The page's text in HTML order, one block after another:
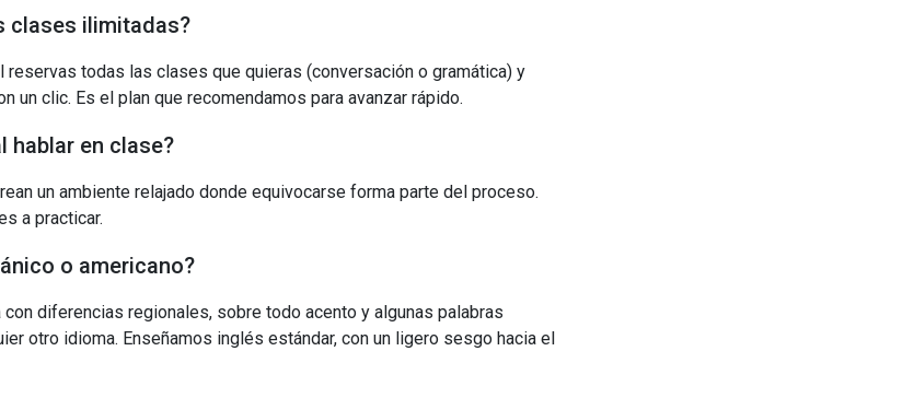
clases ilimitadas?
reservas todas las clases que quieras (conversación o gramática) y
un clic. Es el plan que recomendamos para avanzar rápido.
hablar en clase?
un ambiente relajado donde equivocarse forma parte del proceso.
a practicar.
o americano?
diferencias regionales, sobre todo acento y algunas palabras
otro idioma. Enseñamos inglés estándar, con un ligero sesgo hacia el